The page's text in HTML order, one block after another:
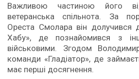
Важливою частиною його
ветеранська спільнота. За
Ореста Смолара він долучився
Хабу», де познайомився з
військовими. Згодом
команди «Гладіатор», де
має перші досягнення.